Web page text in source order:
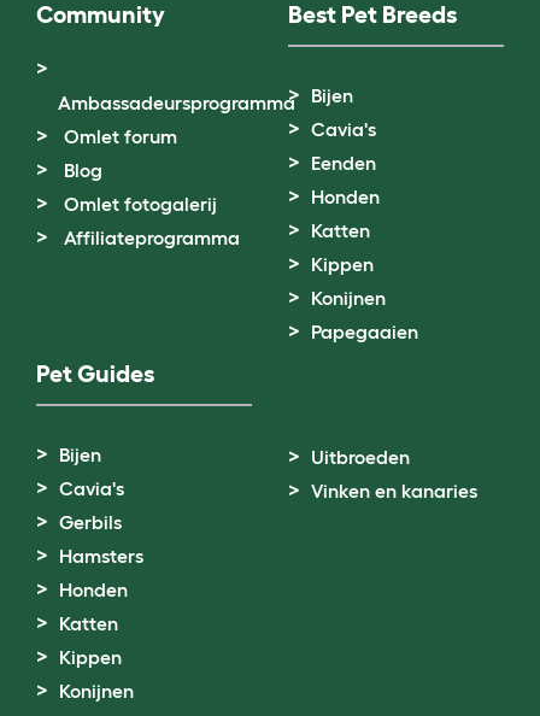
Community
Ambassadeursprogramma
Omlet forum
Blog
Omlet fotogalerij
Affiliateprogramma
Best Pet Breeds
Bijen
Cavia's
Eenden
Honden
Katten
Kippen
Konijnen
Papegaaien
Pet Guides
Bijen
Cavia's
Gerbils
Hamsters
Honden
Katten
Kippen
Konijnen
Uitbroeden
Vinken en kanaries